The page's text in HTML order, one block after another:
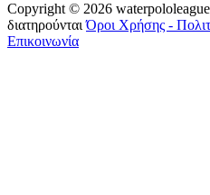
Copyright © 2026
διατηρούνταιΌροι Χρήσης -
Επικοινωνία